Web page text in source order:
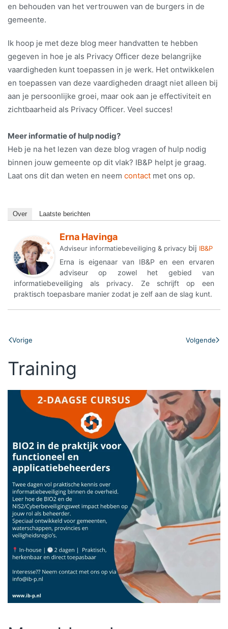
en behouden van het vertrouwen van de burgers in de
gemeente.
Ik hoop je met deze blog meer handvatten te hebben
gegeven in hoe je als Privacy Officer deze belangrijke
vaardigheden kunt toepassen in je werk. Het ontwikkelen
en toepassen van deze vaardigheden draagt niet alleen bij
aan je persoonlijke groei, maar ook aan je effectiviteit en
zichtbaarheid als Privacy Officer. Veel succes!
Meer informatie of hulp nodig?
Heb je na het lezen van deze blog vragen of hulp nodig
binnen jouw gemeente op dit vlak? IB&P helpt je graag.
Laat ons dit dan weten en neem contact met ons op.
Over Laatste berichten
Erna Havinga
Adviseur informatiebeveiliging & privacy bij IB&P
Erna is eigenaar van IB&P en een ervaren
adviseur op zowel het gebied van
informatiebeveiliging als privacy. Ze schrijft op een
praktisch toepasbare manier zodat je zelf aan de slag kunt.
Vorige Volgende
Training
Vraag informatie aan om deze cursus in-house te
organiseren!
Ga naar website